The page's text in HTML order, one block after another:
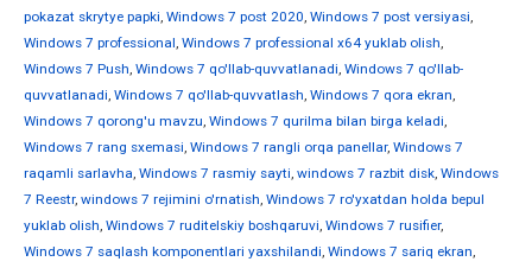
pokazat skrytye papki, Windows 7 post 2020, Windows 7 post versiyasi,
Windows 7 professional, Windows 7 professional x64 yuklab olish,
Windows 7 Push, Windows 7 qo'llab-quvvatlanadi, Windows 7 qo'llab-
quvvatlanadi, Windows 7 qo'llab-quvvatlash, Windows 7 qora ekran,
Windows 7 qorong'u mavzu, Windows 7 qurilma bilan birga keladi,
Windows 7 rang sxemasi, Windows 7 rangli orqa panellar, Windows 7
raqamli sarlavha, Windows 7 rasmiy sayti, windows 7 razbit disk, Windows
7 Reestr, windows 7 rejimini o'rnatish, Windows 7 ro'yxatdan holda bepul
yuklab olish, Windows 7 ruditelskiy boshqaruvi, Windows 7 rusifier,
Windows 7 saqlash komponentlari yaxshilandi, Windows 7 sariq ekran,